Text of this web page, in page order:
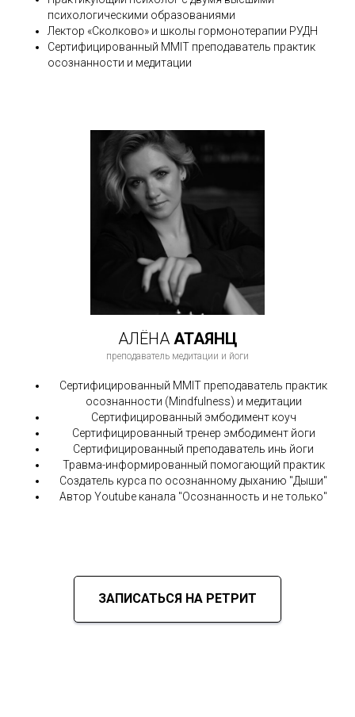
психологическими образованиями
Лектор «Сколково» и школы гормонотерапии РУДН
Cертифицированный MMIT преподаватель практик
осознанности и медитации
АЛЁНА АТАЯНЦ
преподаватель медитации и йоги
Сертифицированный ММІТ преподаватель практик
осознанности (Mindfulness) и медитации
Сертифицированный эмбодимент коуч
Сертифицированный тренер эмбодимент йоги
Сертифицированный преподаватель инь йоги
Травма-информированный помогающий практик
Создатель курса по осознанному дыханию "Дыши"
Автор Youtube канала "Осознанность и не только"
ЗАПИСАТЬСЯ НА РЕТРИТ